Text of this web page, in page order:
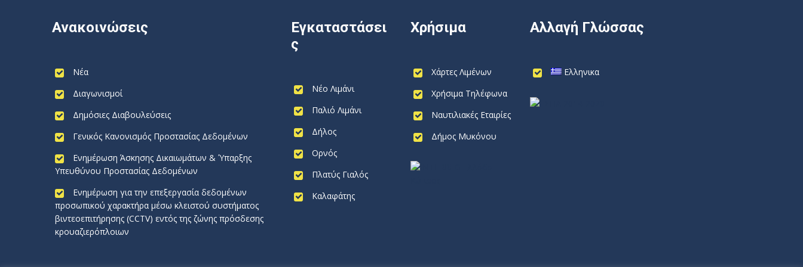
Ανακοινώσεις
Νέα
Διαγωνισμοί
Δημόσιες Διαβουλεύσεις
Γενικός Κανονισμός Προστασίας Δεδομένων
Ενημέρωση Άσκησης Δικαιωμάτων & Ύπαρξης
Υπευθύνου Προστασίας Δεδομένων
Ενημέρωση για την επεξεργασία δεδομένων
προσωπικού χαρακτήρα μέσω κλειστού συστήματος
βιντεοεπιτήρησης (CCTV) εντός της ζώνης πρόσδεσης
κρουαζιερόπλοιων
Εγκαταστάσει
ς
Νέο Λιμάνι
Παλιό Λιμάνι
Δήλος
Ορνός
Πλατύς Γιαλός
Καλαφάτης
Χρήσιμα
Χάρτες Λιμένων
Χρήσιμα Τηλέφωνα
Ναυτιλιακές Εταιρίες
Δήμος Μυκόνου
Αλλαγή Γλώσσας
Ελληνικα